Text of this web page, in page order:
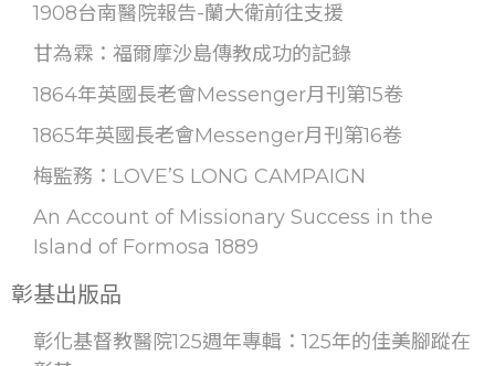
1908台南醫院報告-蘭大衛前往支援
甘為霖：福爾摩沙島傳教成功的記錄
1864年英國長老會Messenger月刊第15卷
1865年英國長老會Messenger月刊第16卷
梅監務：LOVE’S LONG CAMPAIGN
An Account of Missionary Success in the
Island of Formosa 1889
彰基出版品
彰化基督教醫院125週年專輯：125年的佳美腳蹤在